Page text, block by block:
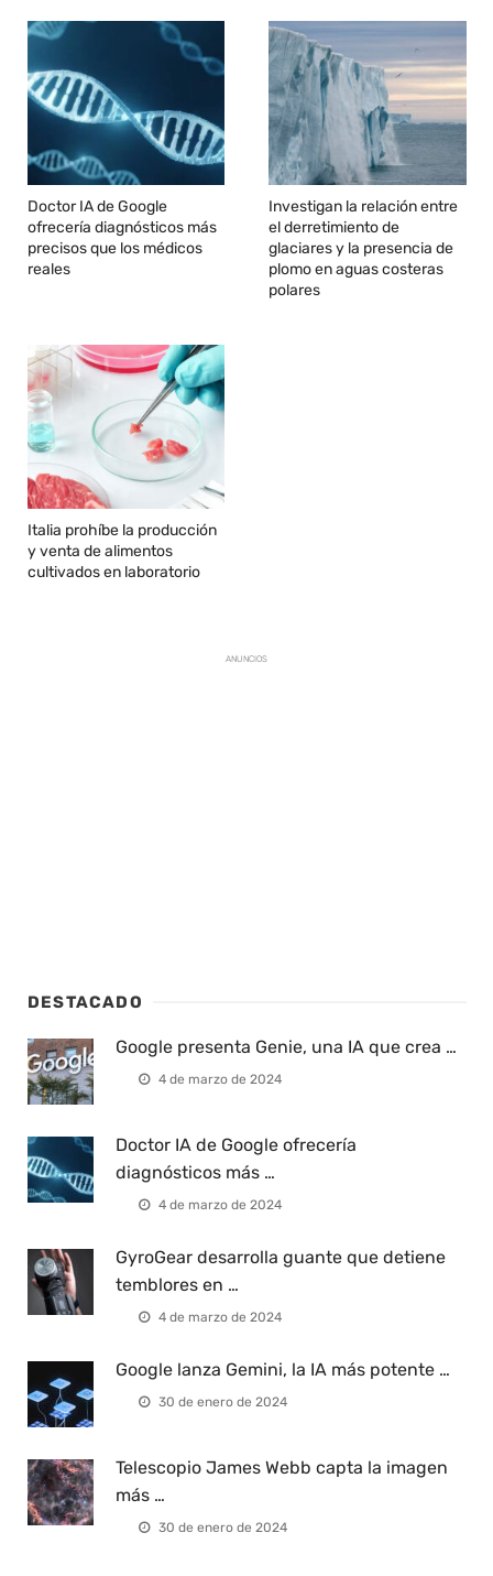
Doctor IA de Google
ofrecería diagnósticos más
precisos que los médicos
reales
Investigan la relación entre
el derretimiento de
glaciares y la presencia de
plomo en aguas costeras
polares
Italia prohíbe la producción
y venta de alimentos
cultivados en laboratorio
ANUNCIOS
DESTACADO
Google presenta Genie, una IA que crea …
4 de marzo de 2024
Doctor IA de Google ofrecería
diagnósticos más …
4 de marzo de 2024
GyroGear desarrolla guante que detiene
temblores en …
4 de marzo de 2024
Google lanza Gemini, la IA más potente …
30 de enero de 2024
Telescopio James Webb capta la imagen
más …
30 de enero de 2024